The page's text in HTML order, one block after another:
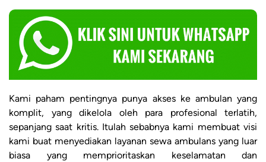
Kami paham pentingnya punya akses ke ambulan yang
komplit, yang dikelola oleh para profesional terlatih,
sepanjang saat kritis. Itulah sebabnya kami membuat visi
kami buat menyediakan layanan sewa ambulans yang luar
biasa yang memprioritaskan keselamatan dan